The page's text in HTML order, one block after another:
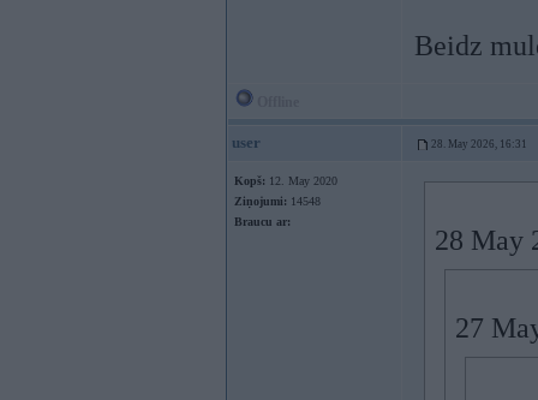
Beidz
user 28. May 2026, 16:31
Kopš: 12. May 2020
Ziņojumi: 14548
Braucu ar:
28 May
27